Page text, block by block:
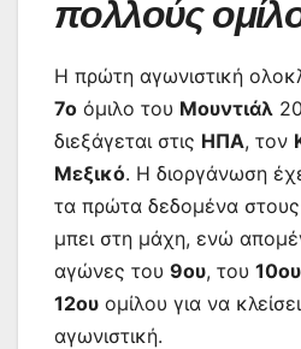
πολλούς
Η πρώτη αγωνιστική
7ο όμιλο του Μουντιάλ
διεξάγεται στις ΗΠΑ, τον
Μεξικό. Η διοργάνωση
τα πρώτα δεδομένα
μπει στη μάχη, ενώ
αγώνες του 9ου, του 10ου
12ου ομίλου για να
αγωνιστική.